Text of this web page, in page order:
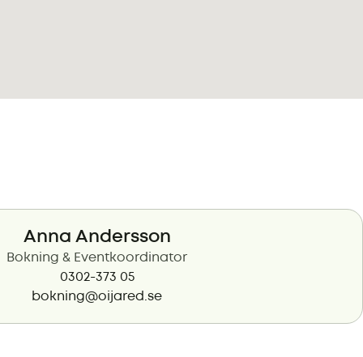
Anna Andersson
Bokning & Eventkoordinator
0302-373 05
bokning@oijared.se